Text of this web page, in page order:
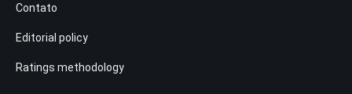
Contato
Editorial policy
Ratings methodology